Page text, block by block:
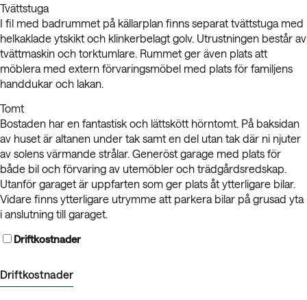
Tvättstuga
I fil med badrummet på källarplan finns separat tvättstuga med
helkaklade ytskikt och klinkerbelagt golv. Utrustningen består av
tvättmaskin och torktumlare. Rummet ger även plats att
möblera med extern förvaringsmöbel med plats för familjens
handdukar och lakan.
Tomt
Bostaden har en fantastisk och lättskött hörntomt. På baksidan
av huset är altanen under tak samt en del utan tak där ni njuter
av solens värmande strålar. Generöst garage med plats för
både bil och förvaring av utemöbler och trädgårdsredskap.
Utanför garaget är uppfarten som ger plats åt ytterligare bilar.
Vidare finns ytterligare utrymme att parkera bilar på grusad yta
i anslutning till garaget.
Driftkostnader
Driftkostnader